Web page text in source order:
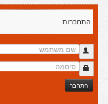
התחברות
התחבר